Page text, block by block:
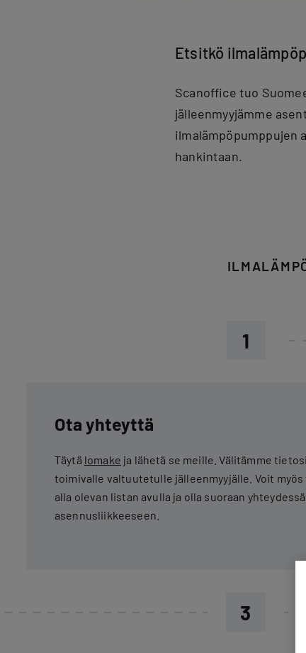
Etsitkö
Scanoffice tuo
jälleenmyyjämme
ilmalämpöpumppujen
hankintaan.
1
Ota yhteyttä
Täytä lomake ja lähetä se meille. Välitämme
toimivalle valtuutetulle jälleenmyyjälle. Voit
alla olevan listan avulla ja olla suoraan
asennusliikkeeseen.
3